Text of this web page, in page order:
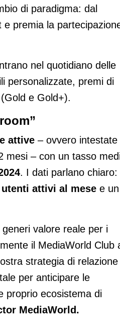
di paradigma: dal
e premia la
nel quotidiano delle
personalizzate, premi di
e Gold+).
attive – ovvero intestate
mesi – con un tasso
. I dati parlano chiaro:
attivi al mese e un
valore reale per i
il MediaWorld Club
strategia di relazione
per anticipare le
proprio ecosistema di
MediaWorld.